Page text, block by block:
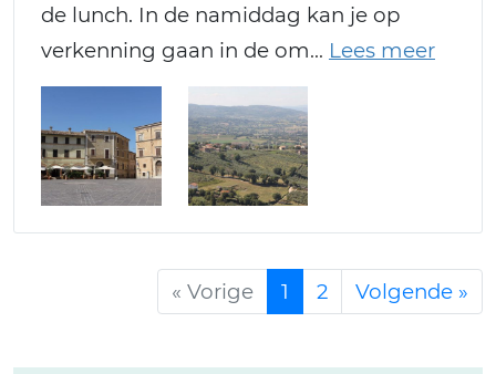
de lunch. In de namiddag kan je op
verkenning gaan in de om
« Vorige 1 2 Volgende »